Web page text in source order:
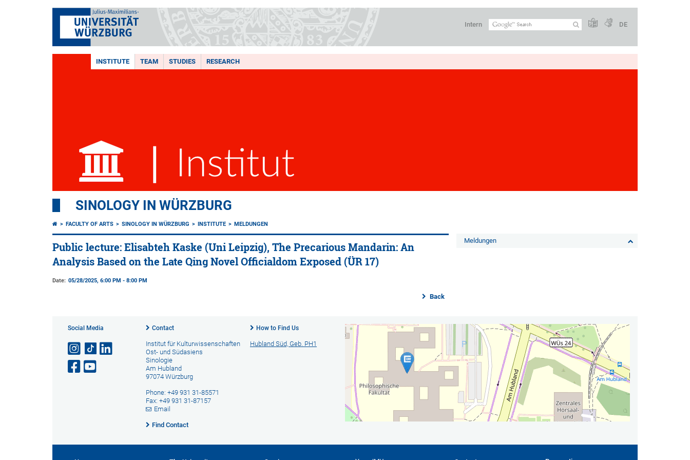
Intern DE
INSTITUTE TEAM STUDIES RESEARCH
SINOLOGY IN WÜRZBURG
FACULTY OF ARTS SINOLOGY IN WÜRZBURG INSTITUTE MELDUNGEN
Public lecture: Elisabteh Kaske (Uni Leipzig), The Precarious Mandarin: An
Analysis Based on the Late Qing Novel Officialdom Exposed (ÜR 17)
Date: 05/28/2025, 6:00 PM - 8:00 PM
Back
Meldungen
Social Media Contact
Institut für Kulturwissenschaften
Ost- und Südasiens
Sinologie
Am Hubland
97074 Würzburg
Phone: +49 931 31-85571
Fax: +49 931 31-87157
Email
Find Contact
How to Find Us
Hubland Süd, Geb. PH1